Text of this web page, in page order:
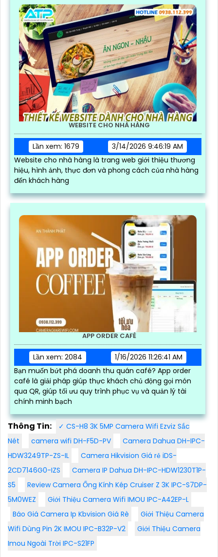
WEBSITE CHO NHÀ HÀNG
Lần xem: 1679
3/14/2026 9:46:19 AM
Website cho nhà hàng là trang web giới thiệu thương
hiệu, hình ảnh, thực đơn và phong cách của nhà hàng
đến khách hàng
APP ORDER CAFÉ
Lần xem: 2084
1/16/2026 11:26:41 AM
Bạn muốn bứt phá doanh thu quán café? App order
café là giải pháp giúp thực khách chủ động gọi món
qua QR, giúp tối ưu quy trình phục vụ và quản lý tài
chính minh bạch
Thông Tin:
✓ CS-H8 3K 5MP Camera Wifi Ezviz Sắc
Nét
camera wifi DH-F5D-PV
Camera Dahua DH-IPC-
HDW3249TP-ZS-IL
Camera Hikvision Giá rẻ iDS-
2CD7146G0-IZS
Camera IP Dahua DH-IPC-HDW1230T1P-
S5
Review Camera Ống Kính Kép Cruiser Z 3K IPC-S7DP-
5M0WEZ
Giới Thiệu Camera Wifi IMOU IPC-A42EP-L
Báo Giá Camera Ip Kbvision Giá Rè
Giới Thiệu Camera
Wifi Dùng Pin 2K IMOU IPC-B32P-V2
Giới Thiệu Camera
Imou Ngoài Trời IPC-S21FP